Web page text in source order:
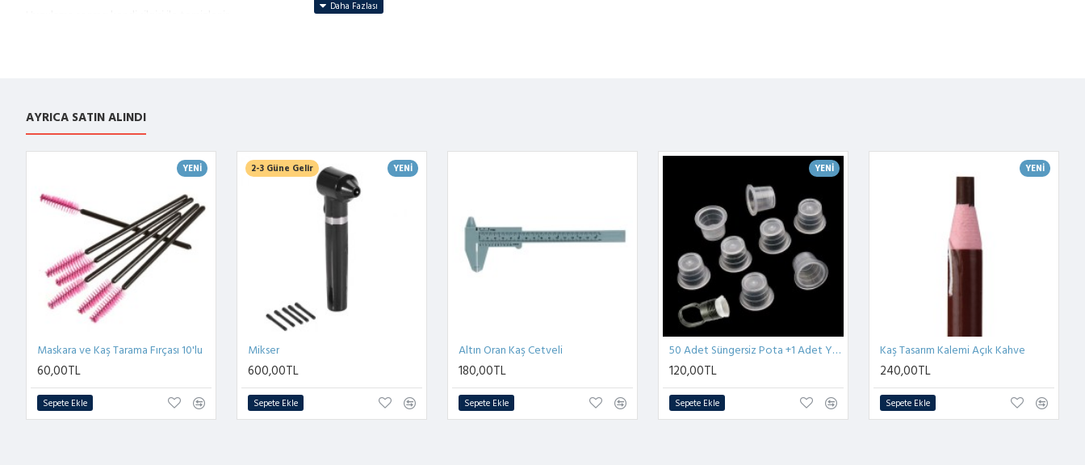
AYRICA SATIN ALINDI
YENI
Maskara ve Kaş Tarama Fırçası 10'lu
60,00TL
Sepete Ekle
YENI
2-3 Güne Gelir
Mikser
600,00TL
Sepete Ekle
Altın Oran Kaş Cetveli
180,00TL
Sepete Ekle
YENI
50 Adet Süngersiz Pota +1 Adet Yüzük
120,00TL
Sepete Ekle
YENI
Kaş Tasarım Kalemi Açık Kahve
240,00TL
Sepete Ekle